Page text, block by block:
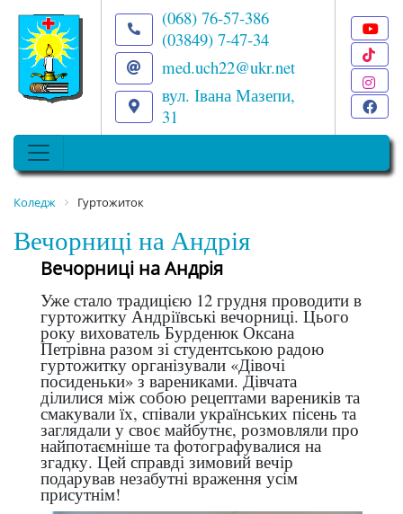
(068) 76-57-386
(03849) 7-47-34
med.uch22@ukr.net
вул. Івана Мазепи,
31
Коледж Гуртожиток
Вечорниці на Андрія
Вечорниці на Андрія
Уже стало традицією 12 грудня проводити в
гуртожитку Андріївські вечорниці. Цього
року вихователь Бурденюк Оксана
Петрівна разом зі студентською радою
гуртожитку організували «Дівочі
посиденьки» з варениками. Дівчата
ділилися між собою рецептами вареників та
смакували їх, співали українських пісень та
заглядали у своє майбутнє, розмовляли про
найпотаємніше та фотографувалися на
згадку. Цей справді зимовий вечір
подарував незабутні враження усім
присутнім!